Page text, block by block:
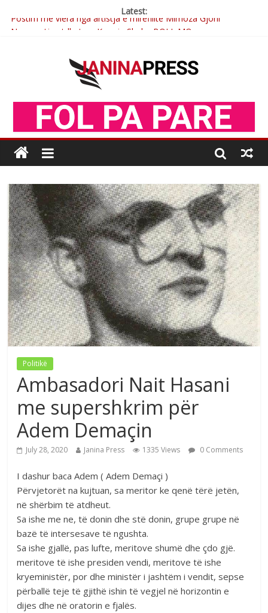
Latest:
Postim me vlera nga artistja e mirëfilltë Mimoza Gjoni
Nga poetja atdhetare Kumrie Shala -BOLL MO
Çlirimtari Mentor Mushkolaj nderohet me mirenjohje nga
Xhevdet Qeriqi Dega e invalidëve në Fushë Kosovë
Politikë
Ambasadori Nait Hasani
me supershkrim për
Adem Demaçin
July 28, 2020 Janina Press 1335 Views 0 Comments
I dashur baca Adem ( Adem Demaçi )
Përvjetorët na kujtuan, sa meritor ke qenë tërë jetën,
në shërbim të atdheut.
Sa ishe me ne, të donin dhe stë donin, grupe grupe në
bazë të intersesave të ngushta.
Sa ishe gjallë, pas lufte, meritove shumë dhe çdo gjë.
meritove të ishe presiden vendi, meritove të ishe
kryeministër, por dhe ministër i jashtëm i vendit, sepse
përballë teje të gjithë ishin të vegjel në horizontin e
dijes dhe në oratorin e fjalës.